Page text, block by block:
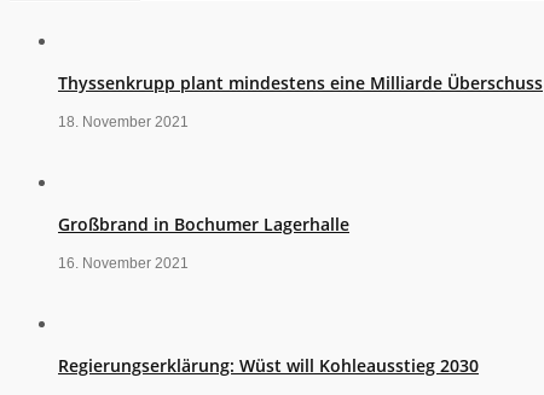
Thyssenkrupp plant mindestens eine Milliarde Überschuss
18. November 2021
Großbrand in Bochumer Lagerhalle
16. November 2021
Regierungserklärung: Wüst will Kohleausstieg 2030